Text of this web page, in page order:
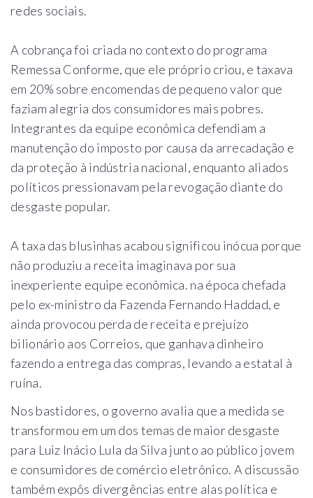
redes sociais.
A cobrança foi criada no contexto do programa
Remessa Conforme, que ele próprio criou, e taxava
em 20% sobre encomendas de pequeno valor que
faziam alegria dos consumidores mais pobres.
Integrantes da equipe econômica defendiam a
manutenção do imposto por causa da arrecadação e
da proteção à indústria nacional, enquanto aliados
políticos pressionavam pela revogação diante do
desgaste popular.
A taxa das blusinhas acabou significou inócua porque
não produziu a receita imaginava por sua
inexperiente equipe econômica. na época chefada
pelo ex-ministro da Fazenda Fernando Haddad, e
ainda provocou perda de receita e prejuízo
bilionário aos Correios, que ganhava dinheiro
fazendo a entrega das compras, levando a estatal à
ruína.
Nos bastidores, o governo avalia que a medida se
transformou em um dos temas de maior desgaste
para Luiz Inácio Lula da Silva junto ao público jovem
e consumidores de comércio eletrônico. A discussão
também expôs divergências entre alas política e